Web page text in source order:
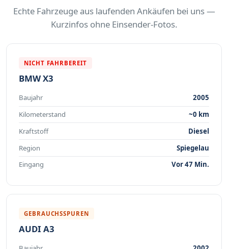
Echte Fahrzeuge aus laufenden Ankäufen bei uns —
Kurzinfos ohne Einsender-Fotos.
NICHT FAHRBEREIT
BMW X3
Baujahr
2005
Kilometerstand
~0 km
Kraftstoff
Diesel
Region
Spiegelau
Eingang
Vor 47 Min.
GEBRAUCHSSPUREN
AUDI A3